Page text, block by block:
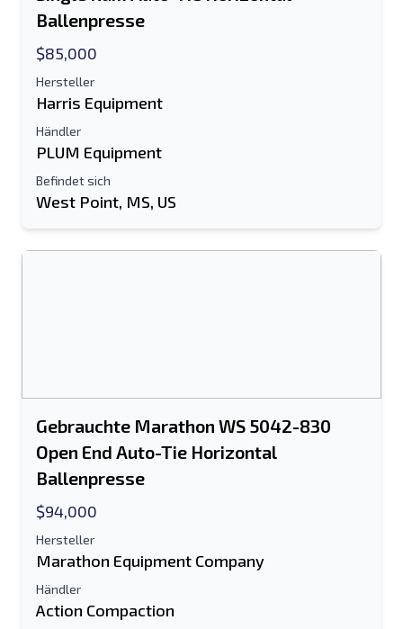
Ballenpresse
$85,000
Hersteller
Harris Equipment
Händler
PLUM Equipment
Befindet sich
West Point, MS, US
Gebrauchte Marathon WS 5042-830
Open End Auto-Tie Horizontal
Ballenpresse
$94,000
Hersteller
Marathon Equipment Company
Händler
Action Compaction